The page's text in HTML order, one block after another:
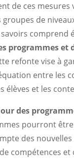
de ces mesures
de
savoirs comprend
programmes et
refonte vise à
entre les
élèves et les
des
pourront
des nouvelles
compétences et